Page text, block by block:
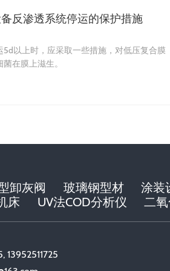
反渗透系统停运的保护措施
5d以上时，应采取一些措施，对低压复合膜
在膜上滋生。
卸灰阀 玻璃钢型材
涂装
床
UV法COD分析仪 二
13952511725